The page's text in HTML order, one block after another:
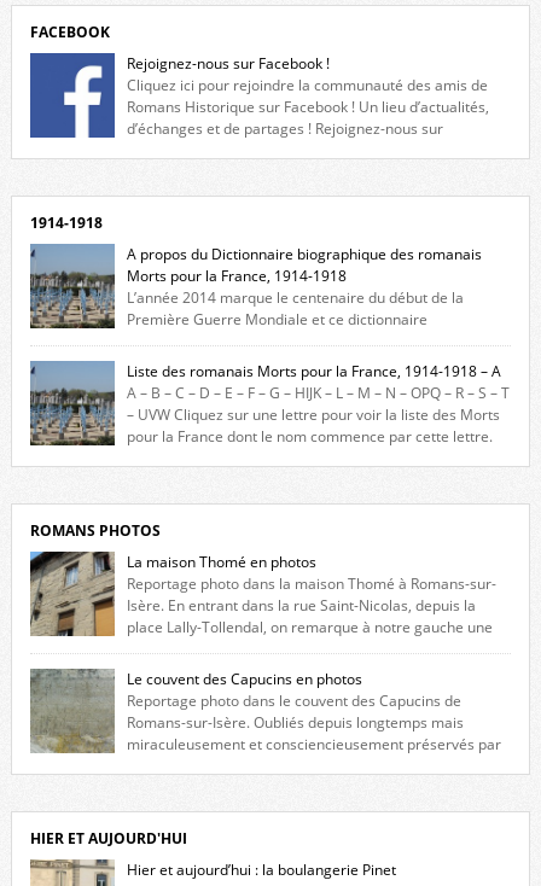
FACEBOOK
Rejoignez-nous sur Facebook !
Cliquez ici pour rejoindre la communauté des amis de
Romans Historique sur Facebook ! Un lieu d’actualités,
d’échanges et de partages ! Rejoignez-nous sur
1914-1918
A propos du Dictionnaire biographique des romanais
Morts pour la France, 1914-1918
L’année 2014 marque le centenaire du début de la
Première Guerre Mondiale et ce dictionnaire
biographique veut rendre hommage aux romanais Morts pour la
France durant ce conflit. La base de cette recherche historique est
constituée des noms gravés sur les plaques commémoratives de
l’Hôtel de Ville, du lycée du Dauphiné et du lycée Triboulet, […]
Liste des romanais Morts pour la France, 1914-1918 – A
A – B – C – D – E – F – G – HIJK – L – M – N – OPQ – R – S – T
– UVW Cliquez sur une lettre pour voir la liste des Morts
pour la France dont le nom commence par cette lettre.
ROMANS PHOTOS
La maison Thomé en photos
Reportage photo dans la maison Thomé à Romans-sur-
Isère. En entrant dans la rue Saint-Nicolas, depuis la
place Lally-Tollendal, on remarque à notre gauche une
maison construite au XVIè siècle. Les deux façades sont ornées de
fenêtres jumelles à meneaux. Entre ces deux étages, on peut voir une
niche qui contient une statue de la Vierge. […]
Le couvent des Capucins en photos
Reportage photo dans le couvent des Capucins de
Romans-sur-Isère. Oubliés depuis longtemps mais
miraculeusement et consciencieusement préservés par
l’histoire de la redécouverte de vestiges du couvent des Capucins ! Petit
retour sur l’histoire […]
HIER ET AUJOURD'HUI
Hier et aujourd’hui : la boulangerie Pinet